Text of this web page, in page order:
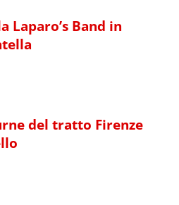
Laparo’s Band in
del tratto Firenze